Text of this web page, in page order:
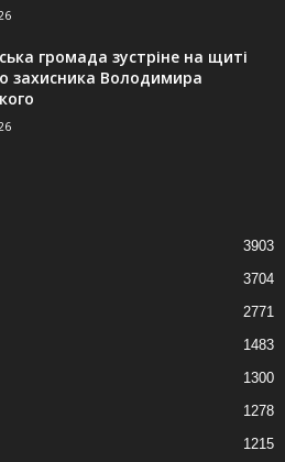
громада зустріне на щиті
захисника Володимира
3903
3704
2771
1483
1300
1278
1215